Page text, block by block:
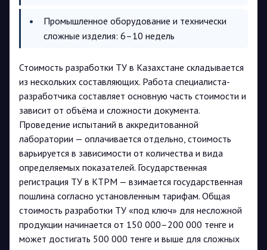
Промышленное оборудование и технически
сложные изделия: 6–10 недель
Стоимость разработки ТУ в Казахстане складывается
из нескольких составляющих. Работа специалиста-
разработчика составляет основную часть стоимости и
зависит от объёма и сложности документа.
Проведение испытаний в аккредитованной
лаборатории — оплачивается отдельно, стоимость
варьируется в зависимости от количества и вида
определяемых показателей. Государственная
регистрация ТУ в КТРМ — взимается государственная
пошлина согласно установленным тарифам. Общая
стоимость разработки ТУ «под ключ» для несложной
продукции начинается от 150 000–200 000 тенге и
может достигать 500 000 тенге и выше для сложных